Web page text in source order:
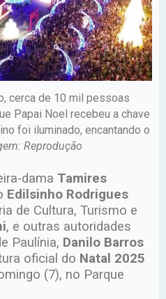
cerca de 10 mil pessoas
Papai Noel recebeu a chave
foi iluminado, encantando o
Reprodução
dama Tamires
Edilsinho Rodrigues
de Cultura, Turismo e
, e outras autoridades
Paulínia, Danilo Barros
oficial do Natal 2025
(7), no Parque